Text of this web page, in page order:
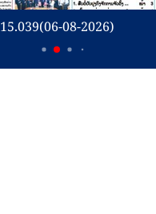
15.039(06-08-2026)